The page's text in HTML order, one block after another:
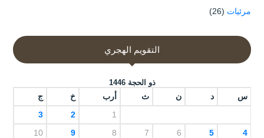
مرئيات (26)
التقويم الهجري
ذو الحجة 1446
س د ن ث أرب خ ج
1
2
3
4
5
6
7
8
9
10